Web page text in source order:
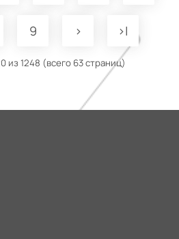
9 > >|
из 1248 (всего 63 страниц)